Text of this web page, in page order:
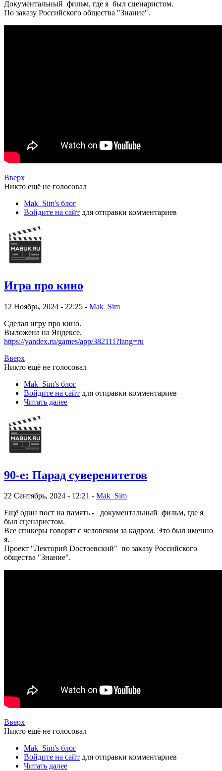
Документальный фильм, где я был сценаристом.
По заказу Российского общества "Знание".
Вверх
Никто ещё не голосовал
Mak_Sim's блог
Войдите на сайт для отправки комментариев
Игра про кино
12 Ноябрь, 2024 - 22:25 - Mak_Sim
Сделал игру про кино.
Выложена на Яндексе.
https://yandex.ru/games/app/382111?lang=ru
Вверх
Никто ещё не голосовал
Mak_Sim's блог
Войдите на сайт для отправки комментариев
Читать далее
90-е: Парад суверенитетов
22 Сентябрь, 2024 - 12:21 - Mak_Sim
Ещё один пост на память - документальный фильм, где я
был сценаристом.
Все спикеры говорят с человеком за кадром. Это был именно
я.
Проект "Лекторий Dостоевский" по заказу Российского
общества "Знание".
Вверх
Никто ещё не голосовал
Mak_Sim's блог
Войдите на сайт для отправки комментариев
Читать далее